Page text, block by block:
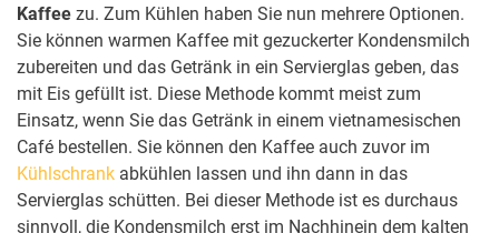
Kaffee zu. Zum Kühlen haben Sie nun mehrere Optionen.
Sie können warmen Kaffee mit gezuckerter Kondensmilch
zubereiten und das Getränk in ein Servierglas geben, das
mit Eis gefüllt ist. Diese Methode kommt meist zum
Einsatz, wenn Sie das Getränk in einem vietnamesischen
Café bestellen. Sie können den Kaffee auch zuvor im
Kühlschrank abkühlen lassen und ihn dann in das
Servierglas schütten. Bei dieser Methode ist es durchaus
sinnvoll, die Kondensmilch erst im Nachhinein dem kalten